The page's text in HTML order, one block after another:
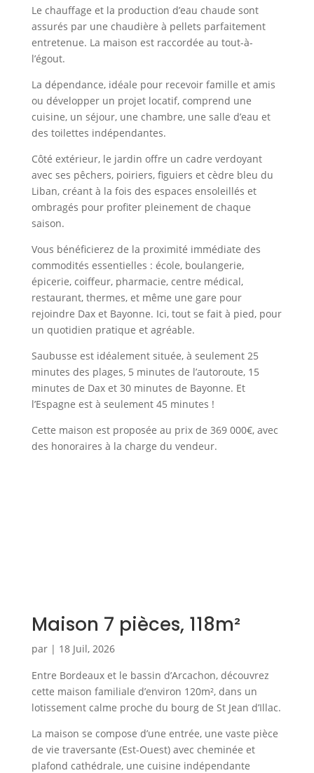
Le chauffage et la production d’eau chaude sont
assurés par une chaudière à pellets parfaitement
entretenue. La maison est raccordée au tout-à-
l’égout.
La dépendance, idéale pour recevoir famille et amis
ou développer un projet locatif, comprend une
cuisine, un séjour, une chambre, une salle d’eau et
des toilettes indépendantes.
Côté extérieur, le jardin offre un cadre verdoyant
avec ses pêchers, poiriers, figuiers et cèdre bleu du
Liban, créant à la fois des espaces ensoleillés et
ombragés pour profiter pleinement de chaque
saison.
Vous bénéficierez de la proximité immédiate des
commodités essentielles : école, boulangerie,
épicerie, coiffeur, pharmacie, centre médical,
restaurant, thermes, et même une gare pour
rejoindre Dax et Bayonne. Ici, tout se fait à pied, pour
un quotidien pratique et agréable.
Saubusse est idéalement située, à seulement 25
minutes des plages, 5 minutes de l’autoroute, 15
minutes de Dax et 30 minutes de Bayonne. Et
l’Espagne est à seulement 45 minutes !
Cette maison est proposée au prix de 369 000€, avec
des honoraires à la charge du vendeur.
Maison 7 pièces, 118m²
par | 18 Juil, 2026
Entre Bordeaux et le bassin d’Arcachon, découvrez
cette maison familiale d’environ 120m², dans un
lotissement calme proche du bourg de St Jean d’Illac.
La maison se compose d’une entrée, une vaste pièce
de vie traversante (Est-Ouest) avec cheminée et
plafond cathédrale, une cuisine indépendante